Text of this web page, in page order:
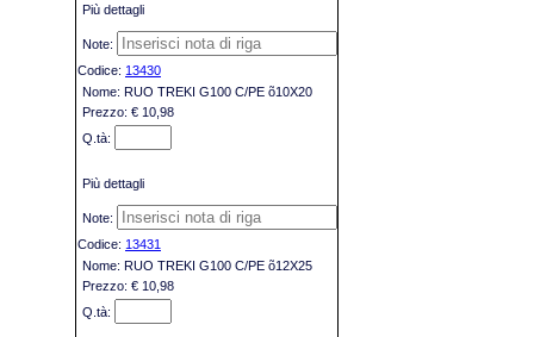
Più dettagli
13430
RUO TREKI G100 C/PE õ10X20
€ 10,98
Più dettagli
13431
RUO TREKI G100 C/PE õ12X25
€ 10,98